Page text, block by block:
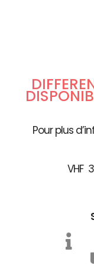
Pour plus
VHF